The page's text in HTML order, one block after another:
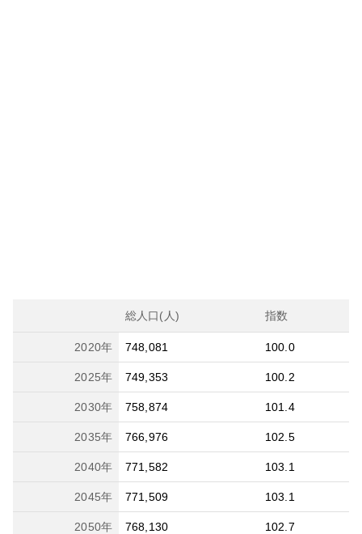
総人口(人) 指数
2020年 748,081 100.0
2025年 749,353 100.2
2030年 758,874 101.4
2035年 766,976 102.5
2040年 771,582 103.1
2045年 771,509 103.1
2050年 768,130 102.7